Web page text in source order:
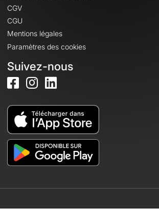
CGV
CGU
Mentions légales
Paramètres des cookies
Suivez-nous